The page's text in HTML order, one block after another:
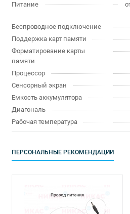
Питание
Беспроводное подключение
Поддержка карт памяти
Форматирование карты
памяти
Процессор
Сенсорный экран
Емкость аккумулятора
Диагональ
Рабочая температура
ПЕРСОНАЛЬНЫЕ РЕКОМЕНДАЦИИ